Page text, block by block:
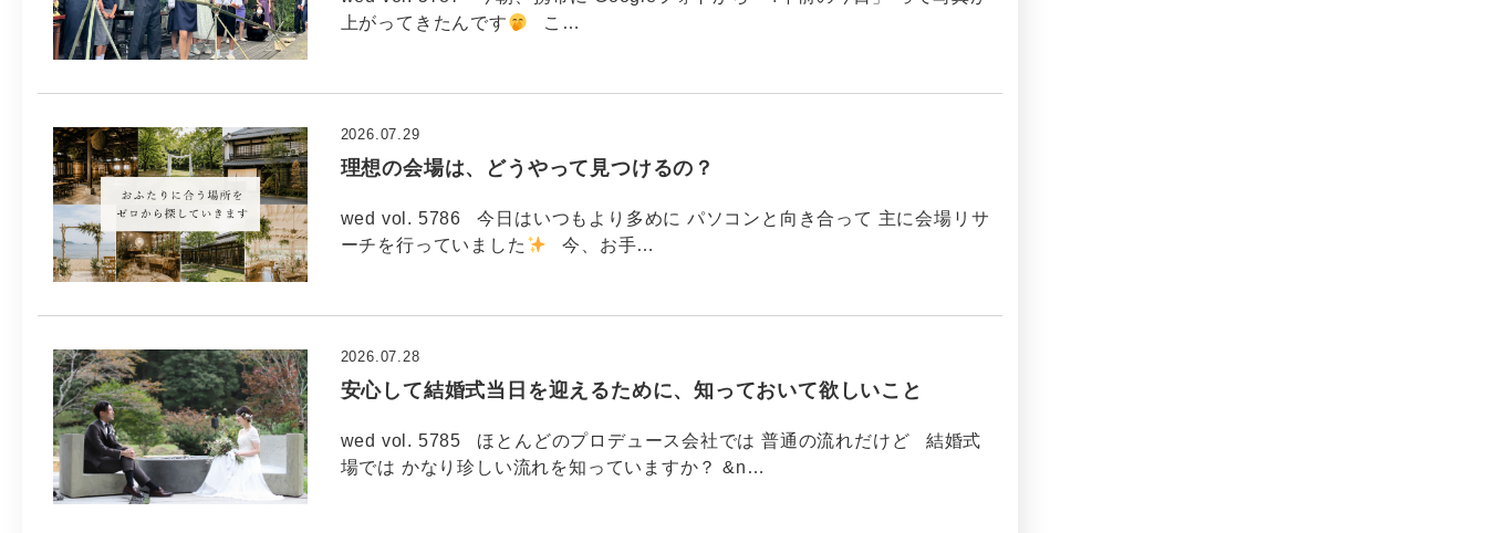
上がってきたんです
こ…
理想の会場は、どうやって見つけるの？
2026.07.29
wed vol. 5786 今日はいつもより多めに パソコンと向き合って 主に会場リサ
ーチを行っていました
今、お手…
安心して結婚式当日を迎えるために、知っておいて欲しいこと
2026.07.28
wed vol. 5785 ほとんどのプロデュース会社では 普通の流れだけど 結婚式
場では かなり珍しい流れを知っていますか？ &n…